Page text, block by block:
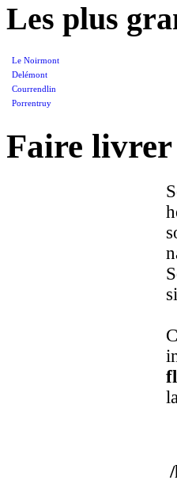
Les plus
Le Noirmont
Delémont
Courrendlin
Porrentruy
Faire livrer